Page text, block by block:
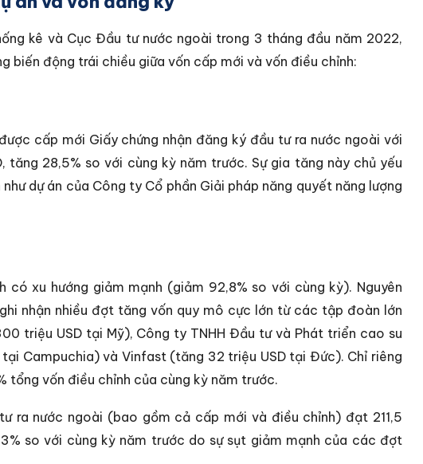
kê và Cục Đầu tư nước ngoài trong 3 tháng đầu năm 2022,
biến động trái chiều giữa vốn cấp mới và vốn điều chỉnh:
cấp mới Giấy chứng nhận đăng ký đầu tư ra nước ngoài với
tăng 28,5% so với cùng kỳ năm trước. Sự gia tăng này chủ yếu
dự án của Công ty Cổ phần Giải pháp năng quyết năng lượng
có xu hướng giảm mạnh (giảm 92,8% so với cùng kỳ). Nguyên
nhận nhiều đợt tăng vốn quy mô cực lớn từ các tập đoàn lớn
triệu USD tại Mỹ), Công ty TNHH Đầu tư và Phát triển cao su
Campuchia) và Vinfast (tăng 32 triệu USD tại Đức). Chỉ riêng
tổng vốn điều chỉnh của cùng kỳ năm trước.
ra nước ngoài (bao gồm cả cấp mới và điều chỉnh) đạt 211,5
so với cùng kỳ năm trước do sự sụt giảm mạnh của các đợt